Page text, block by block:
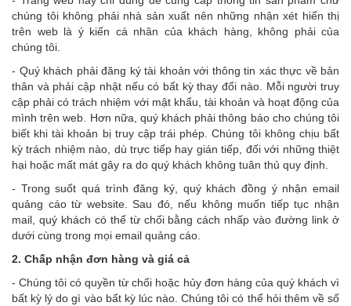
chúng tôi không phải nhà sản xuất nên những nhận xét hiển thị
trên web là ý kiến cá nhân của khách hàng, không phải của
chúng tôi.
- Quý khách phải đăng ký tài khoản với thông tin xác thực về bản
thân và phải cập nhật nếu có bất kỳ thay đổi nào. Mỗi người truy
cập phải có trách nhiệm với mật khẩu, tài khoản và hoạt động của
mình trên web. Hơn nữa, quý khách phải thông báo cho chúng tôi
biết khi tài khoản bị truy cập trái phép. Chúng tôi không chịu bất
kỳ trách nhiệm nào, dù trực tiếp hay gián tiếp, đối với những thiệt
hại hoặc mất mát gây ra do quý khách không tuân thủ quy định.
- Trong suốt quá trình đăng ký, quý khách đồng ý nhận email
quảng cáo từ website. Sau đó, nếu không muốn tiếp tục nhận
mail, quý khách có thể từ chối bằng cách nhấp vào đường link ở
dưới cùng trong mọi email quảng cáo.
2. Chấp nhận đơn hàng và giá cả
- Chúng tôi có quyền từ chối hoặc hủy đơn hàng của quý khách vì
bất kỳ lý do gì vào bất kỳ lúc nào. Chúng tôi có thể hỏi thêm về số